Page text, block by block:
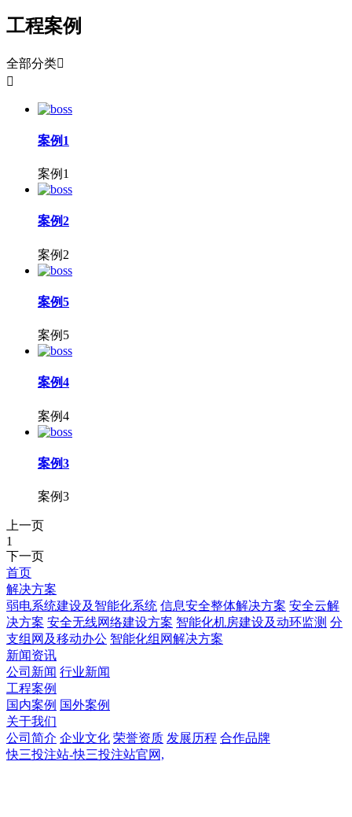
工程案例
全部分类

案例1
案例1
案例2
案例2
案例5
案例5
案例4
案例4
案例3
案例3
上一页
1
下一页
首页
解决方案
弱电系统建设及智能化系统 信息安全整体解决方案 安全云解
决方案 安全无线网络建设方案 智能化机房建设及动环监测 分
支组网及移动办公 智能化组网解决方案
新闻资讯
公司新闻 行业新闻
工程案例
国内案例 国外案例
关于我们
公司简介 企业文化 荣誉资质 发展历程 合作品牌
快三投注站-快三投注站官网,